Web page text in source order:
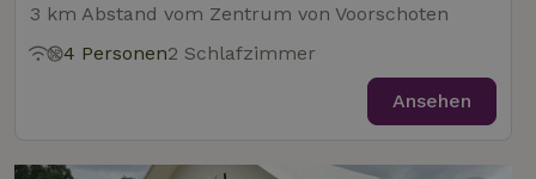
3 km Abstand vom Zentrum von Voorschoten
4 Personen2 Schlafzimmer
Ansehen